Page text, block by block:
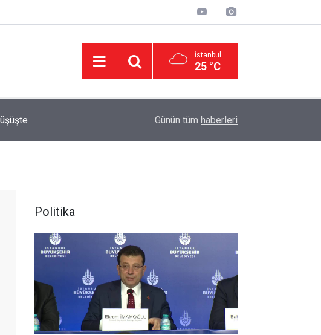
İstanbul
25 °C
DEVA Partisi'nde Büyük Kongre Hazırlıkları
Günün tüm haberleri
Politika